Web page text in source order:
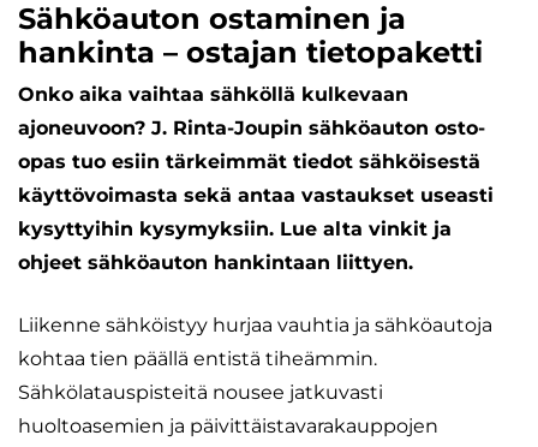
Sähköauton ostaminen ja
hankinta – ostajan tietopaketti
Onko aika vaihtaa sähköllä kulkevaan
ajoneuvoon? J. Rinta-Joupin sähköauton osto-
opas tuo esiin tärkeimmät tiedot sähköisestä
käyttövoimasta sekä antaa vastaukset useasti
kysyttyihin kysymyksiin. Lue alta vinkit ja
ohjeet sähköauton hankintaan liittyen.
Liikenne sähköistyy hurjaa vauhtia ja sähköautoja
kohtaa tien päällä entistä tiheämmin.
Sähkölatauspisteitä nousee jatkuvasti
huoltoasemien ja päivittäistavarakauppojen